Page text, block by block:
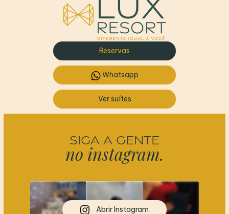
Reservas
Whatsapp
Ver suítes
SIGA A GENTE
no instagram.
Abrir Instagram